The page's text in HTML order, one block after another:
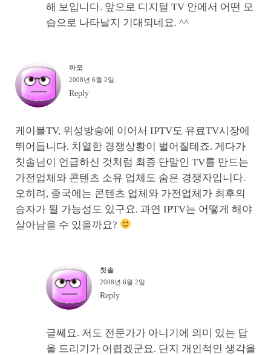
해 보입니다. 앞으로 디지털 TV 안에서 어떤 모
습으로 나타날지 기대되네요. ^^
까모
2008년 6월 2일
Reply
케이블TV, 위성방송에 이어서 IPTV도 유료TV시장에
뛰어듭니다. 치열한 경쟁상황이 벌어질테죠. 게다가
칫솔님이 언급하신 것처럼 최종 단말인 TV를 만드는
가전업체와 콘텐츠 소유 업체도 숨은 경쟁자입니다.
오히려, 종국에는 콘텐츠 업체와 가전업체가 최후의
승자가 될 가능성도 있구요. 과연 IPTV는 어떻게 해야
살아남을 수 있을까요?
칫솔
2008년 6월 2일
Reply
글쎄요. 저도 전문가가 아니기에 의미 있는 답
을 드리기가 어렵겠군요. 단지 개인적인 생각을